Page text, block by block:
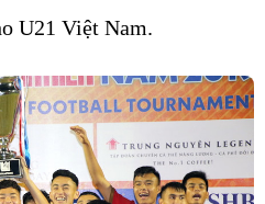
U21 Việt Nam.